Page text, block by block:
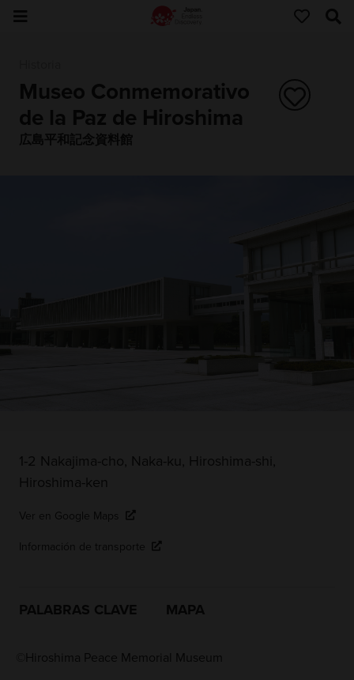
Museo Conmemorativo
de la Paz de Hiroshima
広島平和記念資料館
1-2 Nakajima-cho, Naka-ku, Hiroshima-shi,
Hiroshima-ken
Ver en Google Maps
Información de transporte
PALABRAS CLAVE MAPA
©Hiroshima Peace Memorial Museum